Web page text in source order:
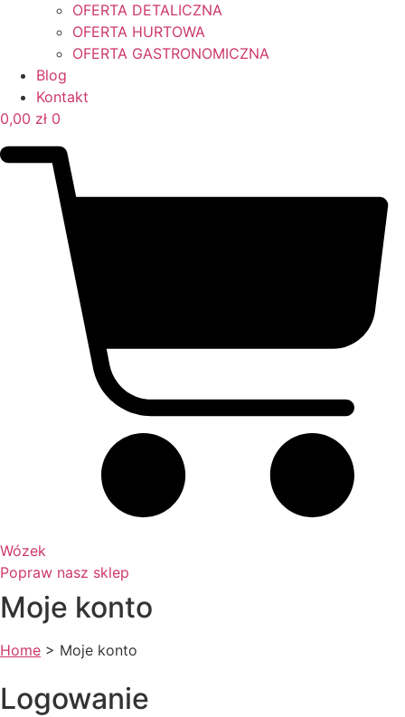
OFERTA DETALICZNA
OFERTA HURTOWA
OFERTA GASTRONOMICZNA
Blog
Kontakt
0,00 zł 0
Wózek
Popraw nasz sklep
Moje konto
Home > Moje konto
Logowanie